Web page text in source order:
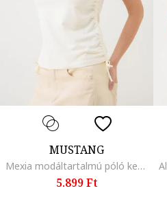
MUSTANG
Mexia modáltartalmú póló kerek nyakrésszel, Krémszín
5.899 Ft